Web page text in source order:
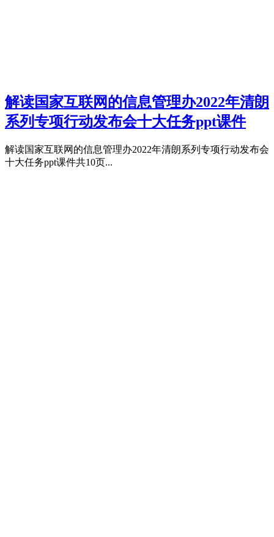
解读国家互联网的信息管理办2022年清朗
系列专项行动发布会十大任务ppt课件
解读国家互联网的信息管理办2022年清朗系列专项行动发布会
十大任务ppt课件共10页...